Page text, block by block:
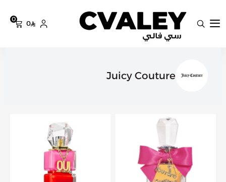
سي فالي
0
0
Juicy Couture